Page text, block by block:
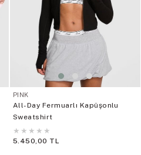
PINK
All-Day Fermuarlı Kapüşonlu
Sweatshirt
★ ★ ★ ★ ★
5.450,00 TL